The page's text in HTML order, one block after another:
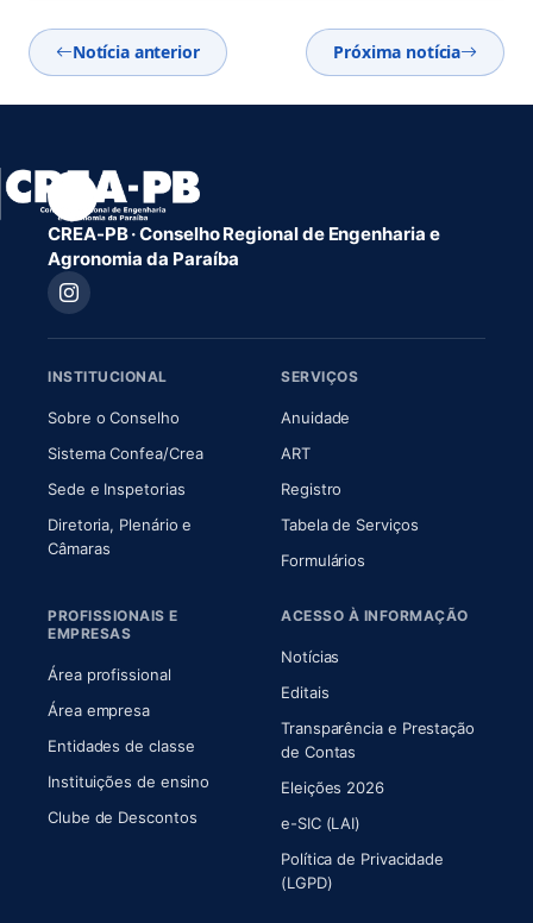
Notícia anterior Próxima notícia
CREA-PB · Conselho Regional de Engenharia e
Agronomia da Paraíba
INSTITUCIONAL
Sobre o Conselho(abre em nova aba)
Sistema Confea/Crea(abre em nova aba)
Sede e Inspetorias
Diretoria, Plenário e
Câmaras(abre em nova aba)
SERVIÇOS
Anuidade
ART(abre em nova aba)
Registro
Tabela de Serviços
Formulários
PROFISSIONAIS E
EMPRESAS
Área profissional
Área empresa
Entidades de classe
Instituições de ensino
Clube de Descontos
ACESSO À INFORMAÇÃO
Notícias
Editais
Transparência e Prestação
de Contas
Eleições 2026
e-SIC (LAI)
Política de Privacidade
(LGPD)